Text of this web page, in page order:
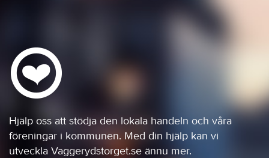
Hjälp oss att stödja den lokala handeln och våra
föreningar i kommunen. Med din hjälp kan vi
utveckla Vaggerydstorget.se ännu mer.